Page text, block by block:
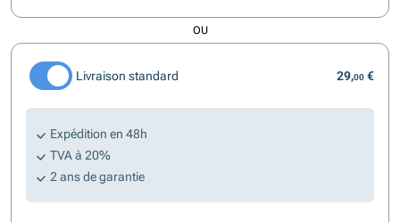
OU
Livraison standard 29,00 €
Expédition en 48h
TVA à 20%
2 ans de garantie